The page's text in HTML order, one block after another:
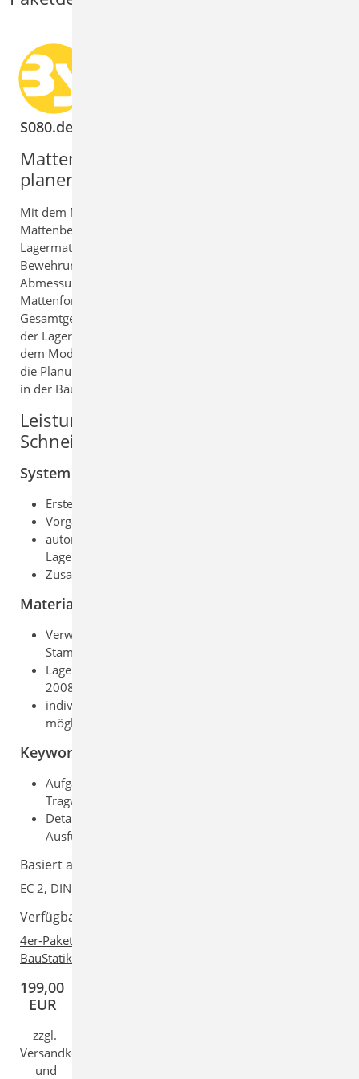
S080.de Schneideskizze, Mattenbewehrung
Mattenbewehrung übersichtlich
planen und dokumentieren
Mit dem Modul S080.de Schneideskizze
Mattenbewehrung erstellen Sie Schneideskizzen für
Lagermatten und planen deren Einsatz systematisch.
Bewehrungslagen können über Geometrie und
Abmessungen definiert und automatisch auf verfügbare
Mattenformate verteilt werden. Dabei werden Einzel- und
Gesamtgewichte übersichtlich ermittelt. Die Verwaltung
der Lagermatten erfolgt in den Projektstammdaten. Mit
dem Modul erhalten Sie eine nachvollziehbare Lösung für
die Planung und Dokumentation von Mattenbewehrung
in der BauStatik.
Leistungsmerkmale S080.de
Schneideskizze, Mattenbewehrung
System
Erstellung von Schneideskizzen für Lagermatten
Vorgabe von Positionen über Abmessungen
automatisches Verteilen der Positionen auf
Lagermatten
Zusammenstellung der Einzel- und Gesamtgewichte
Material
Verwaltung der Lagermatten über die Projekt-
Stammdaten
Lagermattenprogramm nach DIN 488-4 vom Januar
2008 und Vorgänger (2001, 1997,...)
individuelle Erweiterung der Projekt-Stammdaten
möglich
Keywords
Aufgaben: Beton-/Stahlbetonbau; Massivbau;
Tragwerksplanung; Dokumentation; Bewehrung
Detailaufgaben: Auswertungen;
Ausführungs-/Bewehrungsplanung
Basiert auf den Normen:
EC 2, DIN EN 1992-1-1:2011-01
Verfügbar in den Paketen:
4er-Paket
BauStatik comfort
199,00
EUR
zzgl.
Versandkosten
und